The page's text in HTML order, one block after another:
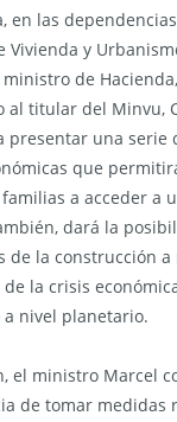
en las
Vivienda y
de
al titular del Minvu,
presentar una serie
que
a acceder a
dará la
de la construcción
la crisis
nivel planetario.
el ministro Marcel
de tomar medidas